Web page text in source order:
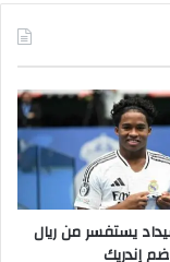
يستفسر من ريال
إندريك